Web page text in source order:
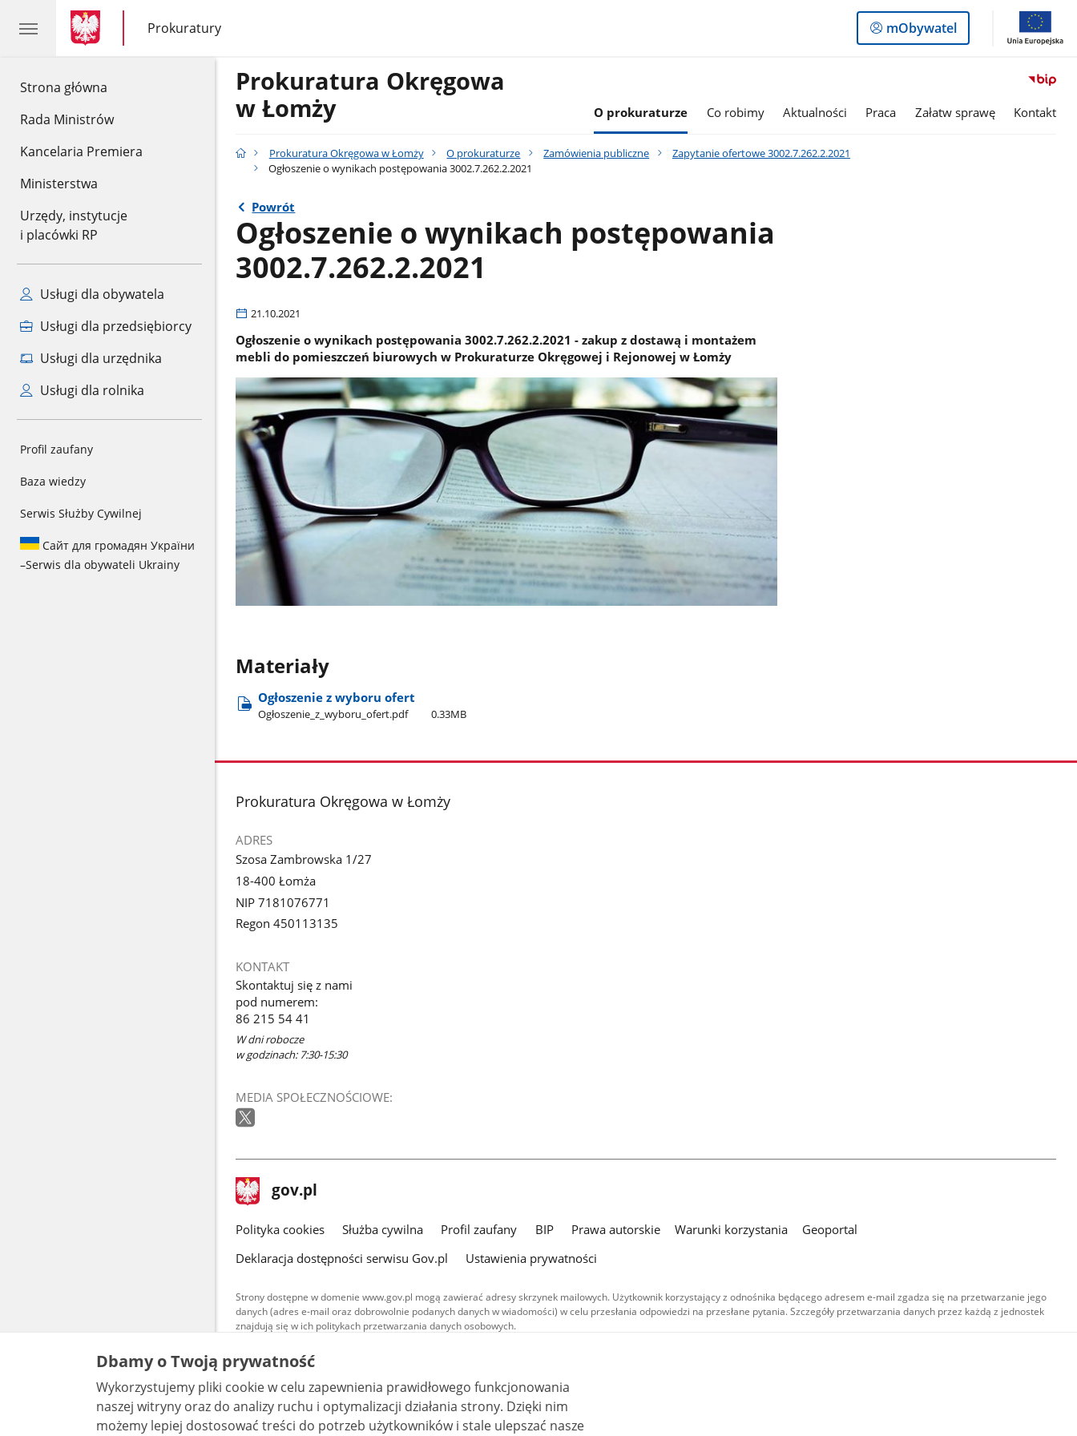
Strona główna
Rada Ministrów
Kancelaria Premiera
Ministerstwa
Urzędy, instytucje
i placówki RP
Usługi dla obywatela
Usługi dla przedsiębiorcy
Usługi dla urzędnika
Usługi dla rolnika
Profil zaufany
Baza wiedzy
Serwis Służby Cywilnej
Сайт для громадян України
–Serwis dla obywateli Ukrainy
gov.pl
gov.pl
Prokuratury
gov.pl
Prokuratury
Logowanie
do
mObywatel
Prokuratura Okręgowa
w Łomży
O prokuraturze Co robimy Aktualności Praca Załatw sprawę Kontakt
Prokuratura Okręgowa w Łomży O prokuraturze Zamówienia publiczne
Zapytanie ofertowe 3002.7.262.2.2021
Ogłoszenie o wynikach postępowania 3002.7.262.2.2021
Powrót
Ogłoszenie o wynikach postępowania
3002.7.262.2.2021
21.10.2021
Ogłoszenie o wynikach postępowania 3002.7.262.2.2021 - zakup z dostawą i montażem
mebli do pomieszczeń biurowych w Prokuraturze Okręgowej i Rejonowej w Łomży
Materiały
Ogłoszenie z wyboru ofert
Ogłoszenie​_z​_wyboru​_ofert.pdf 0.33MB
stopka
Prokuratura Okręgowa w Łomży
ADRES
Szosa Zambrowska 1/27
18-400 Łomża
NIP 7181076771
Regon 450113135
KONTAKT
Skontaktuj się z nami
pod numerem:
86 215 54 41
W dni robocze
w godzinach: 7:30-15:30
MEDIA SPOŁECZNOŚCIOWE:
stopka
gov.pl Strona
gov.pl
gov.pl
Polityka cookies Służba cywilna Profil zaufany BIP Prawa autorskie Warunki korzystania
Geoportal
Deklaracja dostępności serwisu Gov.pl
Ustawienia prywatności
Strony dostępne w domenie www.gov.pl mogą zawierać adresy skrzynek mailowych. Użytkownik korzystający z odnośnika będącego adresem e-mail zgadza się na przetwarzanie jego
danych (adres e-mail oraz dobrowolnie podanych danych w wiadomości) w celu przesłania odpowiedzi na przesłane pytania. Szczegóły przetwarzania danych przez każdą z jednostek
znajdują się w ich politykach przetwarzania danych osobowych.
Treści tekstowe publikowane w serwisie (z wyłączeniem treści audiowizualnych), są
udostępniane na licencji typu Creative Commons: uznanie autorstwa - na tych samych
warunkach 4.0 (CC BY-SA 4.0). Materiały audiowizualne, w tym zdjęcia, materiały audio i wideo,
są udostępniane na licencji typu Creative Commons: uznanie autorstwa użycie niekomercyjne -
bez utworów zależnych 4.0 (CC BY-NC-ND 4.0), o ile nie jest to stwierdzone inaczej.
Dbamy o Twoją prywatność
Wykorzystujemy pliki cookie w celu zapewnienia prawidłowego funkcjonowania
naszej witryny oraz do analizy ruchu i optymalizacji działania strony. Dzięki nim
możemy lepiej dostosować treści do potrzeb użytkowników i stale ulepszać nasze